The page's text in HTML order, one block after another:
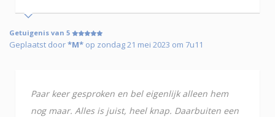
Getuigenis van 5
Geplaatst door*M* op zondag 21 mei 2023 om 7u11
Paar keer gesproken en bel eigenlijk alleen hem
nog maar. Alles is juist, heel knap. Daarbuiten een